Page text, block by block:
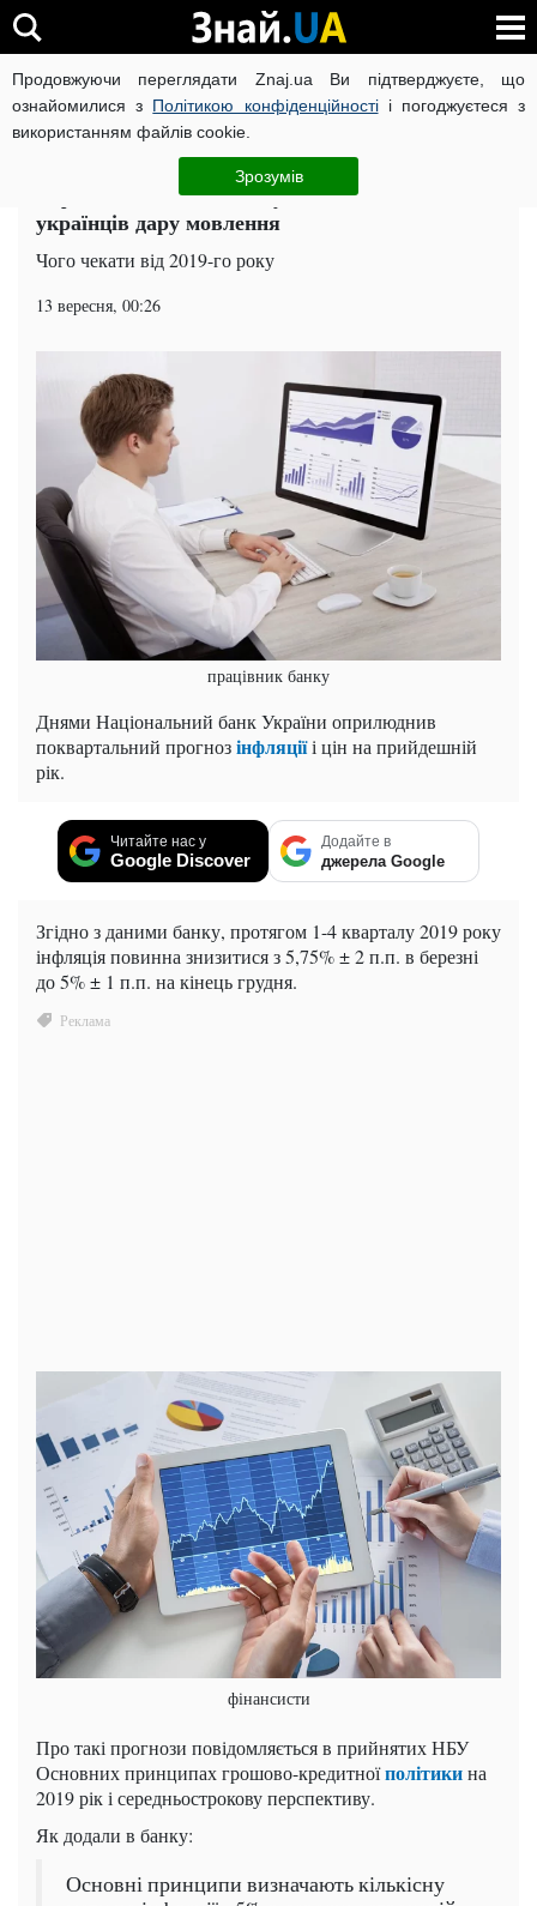
Продовжуючи переглядати Znaj.ua Ви підтверджуєте, що
ознайомилися з Політикою конфіденційностіі погоджуєтеся з
використанням файлів cookie.
Зрозумів
ВІЙНА РОСІЇ ПРОТИ УКРАЇНИ КОРОНАВІРУС В УКРАЇНІ
Суспільство ЧИТАТЬ НА РУССКОМ
Інфляція і ціни в 2019-му: Нацбанк позбавив
українців дару мовлення
Чого чекати від 2019-го року
13 вересня, 00:26
працівник банку
Днями Національний банк України оприлюднив
поквартальний прогнозінфляціїі цін на прийдешній
рік.
Читайте нас у
Google Discover
Додайте в
джерела Google
Згідно з даними банку, протягом 1-4 кварталу 2019 року
інфляція повинна знизитися з 5,75% ± 2 п.п. в березні
до 5% ± 1 п.п. на кінець грудня.
фінансисти
Про такі прогнози повідомляється в прийнятих НБУ
Основних принципах грошово-кредитноїполітикина
2019 рік і середньострокову перспективу.
Як додали в банку:
Основні принципи визначають кількісну